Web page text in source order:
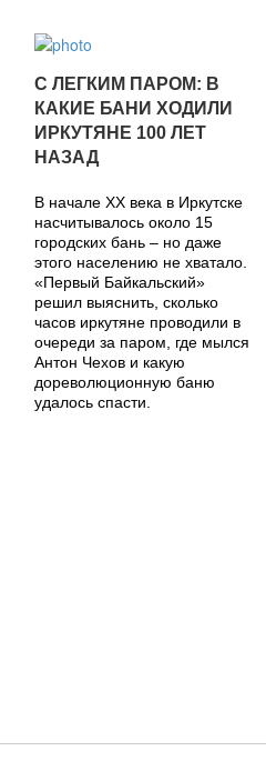
С ЛЕГКИМ ПАРОМ: В
КАКИЕ БАНИ ХОДИЛИ
ИРКУТЯНЕ 100 ЛЕТ
НАЗАД
В начале XX века в Иркутске
насчитывалось около 15
городских бань – но даже
этого населению не хватало.
«Первый Байкальский»
решил выяснить, сколько
часов иркутяне проводили в
очереди за паром, где мылся
Антон Чехов и какую
дореволюционную баню
удалось спасти.